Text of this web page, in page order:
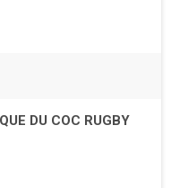
DU COC RUGBY